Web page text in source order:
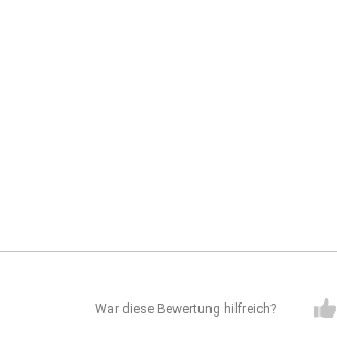
War diese Bewertung hilfreich?